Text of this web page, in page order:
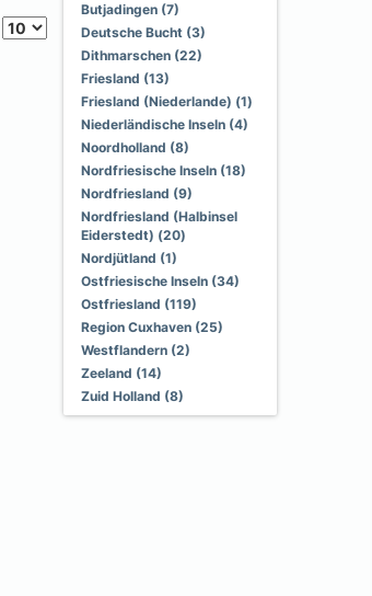
Butjadingen (7)
Deutsche Bucht (3)
Dithmarschen (22)
Friesland (13)
Friesland (Niederlande) (1)
Niederländische Inseln (4)
Noordholland (8)
Nordfriesische Inseln (18)
Nordfriesland (9)
Nordfriesland (Halbinsel
Eiderstedt) (20)
Nordjütland (1)
Ostfriesische Inseln (34)
Ostfriesland (119)
Region Cuxhaven (25)
Westflandern (2)
Zeeland (14)
Zuid Holland (8)